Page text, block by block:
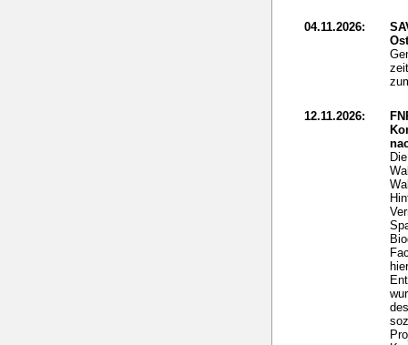
04.11.2026:
12.11.2026: